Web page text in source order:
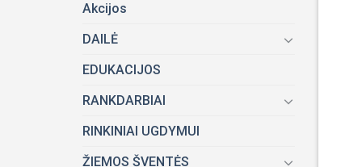
Akcijos
DAILĖ
EDUKACIJOS
RANKDARBIAI
RINKINIAI UGDYMUI
ŽIEMOS ŠVENTĖS